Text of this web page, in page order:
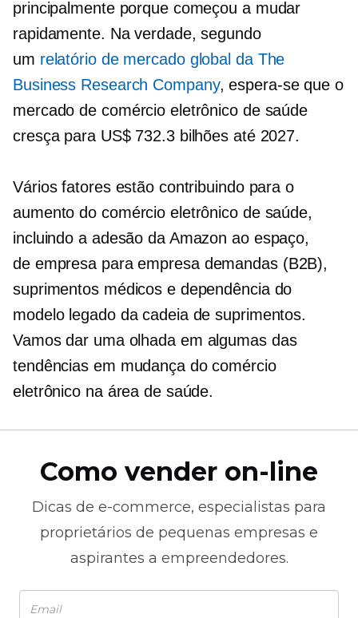
principalmente porque começou a mudar
rapidamente. Na verdade, segundo
um relatório de mercado global da The
Business Research Company, espera-se que o
mercado de comércio eletrônico de saúde
cresça para US$ 732.3 bilhões até 2027.
Vários fatores estão contribuindo para o
aumento do comércio eletrônico de saúde,
incluindo a adesão da Amazon ao espaço,
de empresa para empresademandas (B2B),
suprimentos médicos e dependência do
modelo legado da cadeia de suprimentos.
Vamos dar uma olhada em algumas das
tendências em mudança do comércio
eletrônico na área de saúde.
Como vender on-line
Dicas de e-commerce, especialistas para
proprietários de pequenas empresas e
aspirantes a empreendedores.